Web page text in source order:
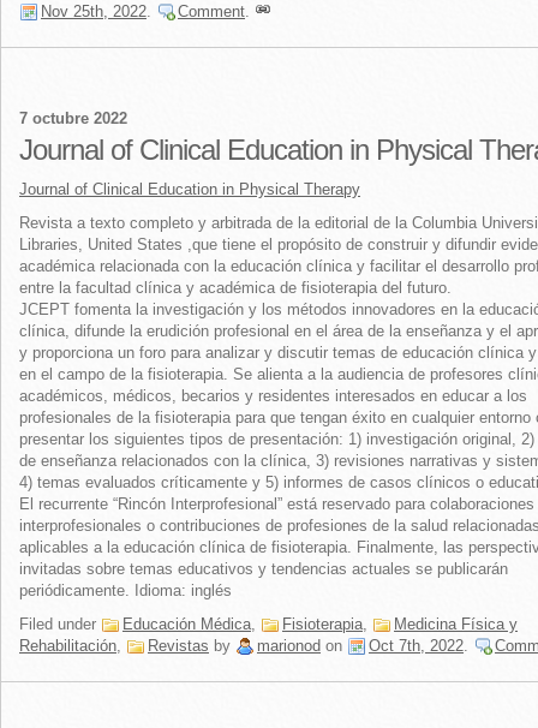
Nov 25th, 2022. Comment.
7 octubre 2022
Journal of Clinical Education in Physical
Journal of Clinical Education in Physical Therapy
Revista a texto completo y arbitrada de la editorial de la Columbia
Libraries, United States ,que tiene el propósito de construir y difundir
académica relacionada con la educación clínica y facilitar el desarrollo
entre la facultad clínica y académica de fisioterapia del futuro.
JCEPT fomenta la investigación y los métodos innovadores en la
clínica, difunde la erudición profesional en el área de la enseñanza y el
y proporciona un foro para analizar y discutir temas de educación clínica
en el campo de la fisioterapia. Se alienta a la audiencia de profesores
académicos, médicos, becarios y residentes interesados en educar a los
profesionales de la fisioterapia para que tengan éxito en cualquier entorno
presentar los siguientes tipos de presentación: 1) investigación original,
de enseñanza relacionados con la clínica, 3) revisiones narrativas y
4) temas evaluados críticamente y 5) informes de casos clínicos o
El recurrente “Rincón Interprofesional” está reservado para colaboraciones
interprofesionales o contribuciones de profesiones de la salud
aplicables a la educación clínica de fisioterapia. Finalmente, las
invitadas sobre temas educativos y tendencias actuales se publicarán
periódicamente. Idioma: inglés
Filed under
Educación Médica, Fisioterapia,
Medicina Física y
Rehabilitación, Revistas by marionod on Oct 7th, 2022.